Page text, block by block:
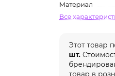
Материал
Все
Этот товар
шт.
товар в